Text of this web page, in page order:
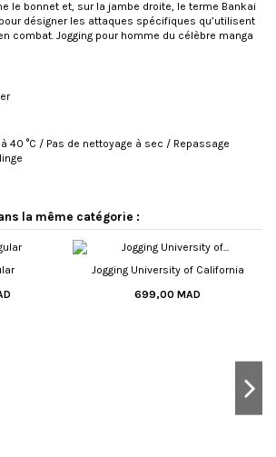
le bonnet et, sur la jambe droite, le terme Bankai
désigner les attaques spécifiques qu’utilisent
combat. Jogging pour homme du célèbre manga
40 °C / Pas de nettoyage à sec / Repassage
la même catégorie :
Jogging University of California
699,00 MAD